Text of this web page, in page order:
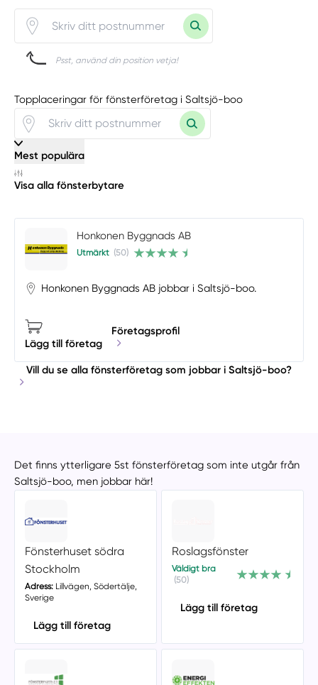
Psst, använd din position vetja!
Topplaceringar för fönsterföretag i Saltsjö-boo
Mest populära
Visa alla fönsterbytare
Honkonen Byggnads AB
Utmärkt (50)
Honkonen Byggnads AB jobbar i Saltsjö-boo.
Lägg till företag
Företagsprofil
Vill du se alla fönsterföretag som jobbar i Saltsjö-boo?
Det finns ytterligare 5st fönsterföretag som inte utgår från
Saltsjö-boo, men jobbar här!
Fönsterhuset södra
Stockholm
Adress:Lillvägen, Södertälje,
Sverige
Lägg till företag
Roslagsfönster
Väldigt bra
(50)
Lägg till företag